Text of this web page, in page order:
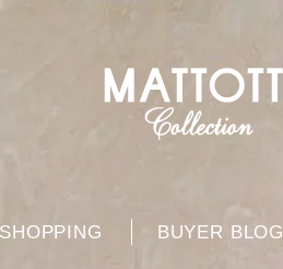
BUYER BLOG